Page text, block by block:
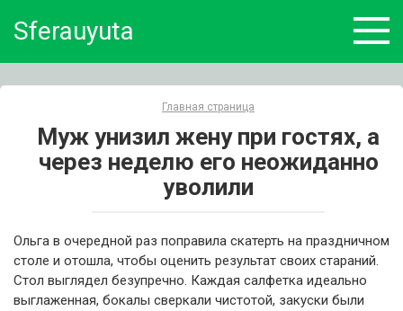
Sferauyuta
Главная страница
Муж унизил жену при гостях, а
через неделю его неожиданно
уволили
Ольга в очередной раз поправила скатерть на праздничном
столе и отошла, чтобы оценить результат своих стараний.
Стол выглядел безупречно. Каждая салфетка идеально
выглаженная, бокалы сверкали чистотой, закуски были